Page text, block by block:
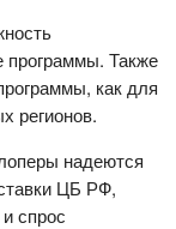
программы. Также
как для
регионов.
надеются
ЦБ РФ,
спрос